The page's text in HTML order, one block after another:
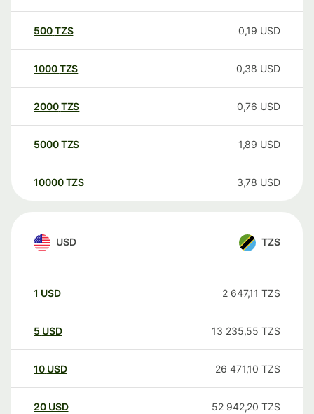
500TZS 0,19 USD
1000TZS 0,38 USD
2000TZS 0,76 USD
5000TZS 1,89 USD
10000 TZS 3,78 USD
USD TZS
1 USD 2 647,11 TZS
5 USD 13 235,55 TZS
10 USD 26 471,10 TZS
20 USD 52 942,20 TZS